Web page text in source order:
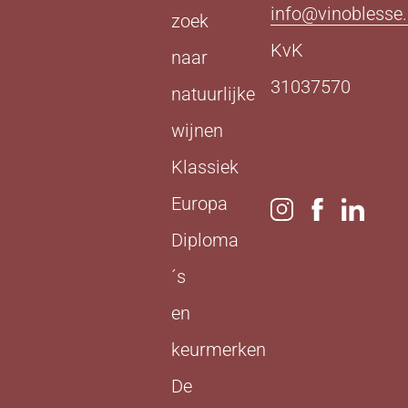
zoek
naar
natuurlijke
wijnen
Klassiek
Europa
Diploma
´s
en
keurmerken
De
KvK
31037570